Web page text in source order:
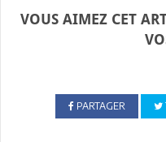
VOUS AIMEZ CET
PARTAGER